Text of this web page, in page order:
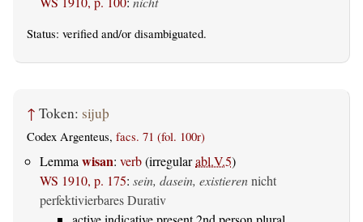
Status: verified and/or disambiguated.
↑ Token: sijuþ
Codex Argenteus, facs. 71 (fol. 100r)
Lemmawisan: verb(irregularabl.V.5)
WS 1910, p. 175: sein, dasein, existierennicht
perfektivierbares Durativ